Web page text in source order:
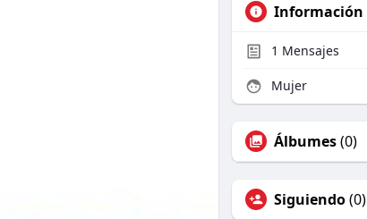
Información
1 Mensajes
Mujer
Álbumes(0)
Siguiendo(0)